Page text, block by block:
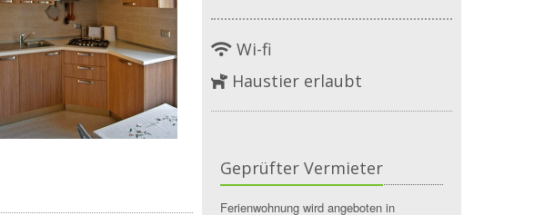
Wi-fi
Haustier erlaubt
Geprüfter Vermieter
Ferienwohnung wird angeboten in